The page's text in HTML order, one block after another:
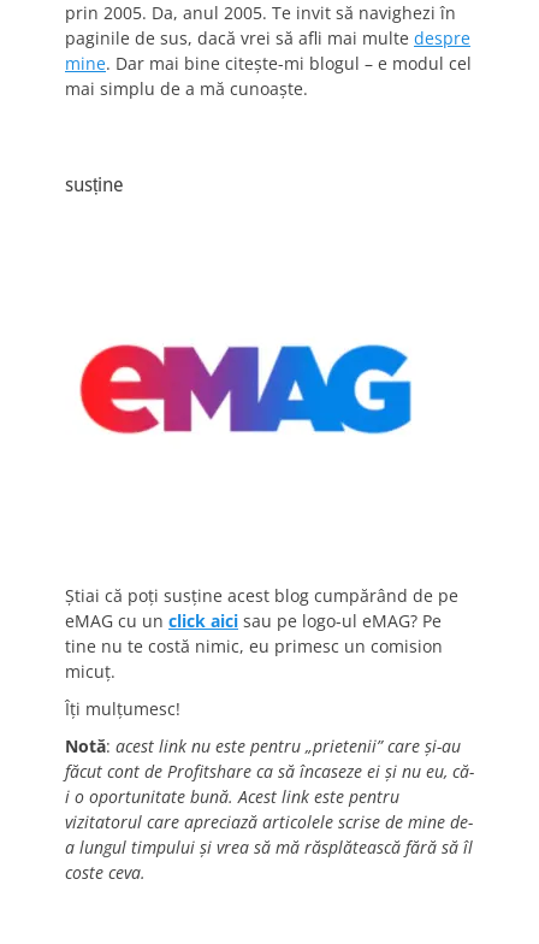
prin 2005. Da, anul 2005. Te invit să navighezi în
paginile de sus, dacă vrei să afli mai multe despre
mine. Dar mai bine citește-mi blogul – e modul cel
mai simplu de a mă cunoaște.
susține
Știai că poți susține acest blog cumpărând de pe
eMAG cu un click aici sau pe logo-ul eMAG? Pe
tine nu te costă nimic, eu primesc un comision
micuț.
Îți mulțumesc!
Notă: acest link nu este pentru „prietenii” care și-au
făcut cont de Profitshare ca să încaseze ei și nu eu, că-
i o oportunitate bună. Acest link este pentru
vizitatorul care apreciază articolele scrise de mine de-
a lungul timpului și vrea să mă răsplătească fără să îl
coste ceva.